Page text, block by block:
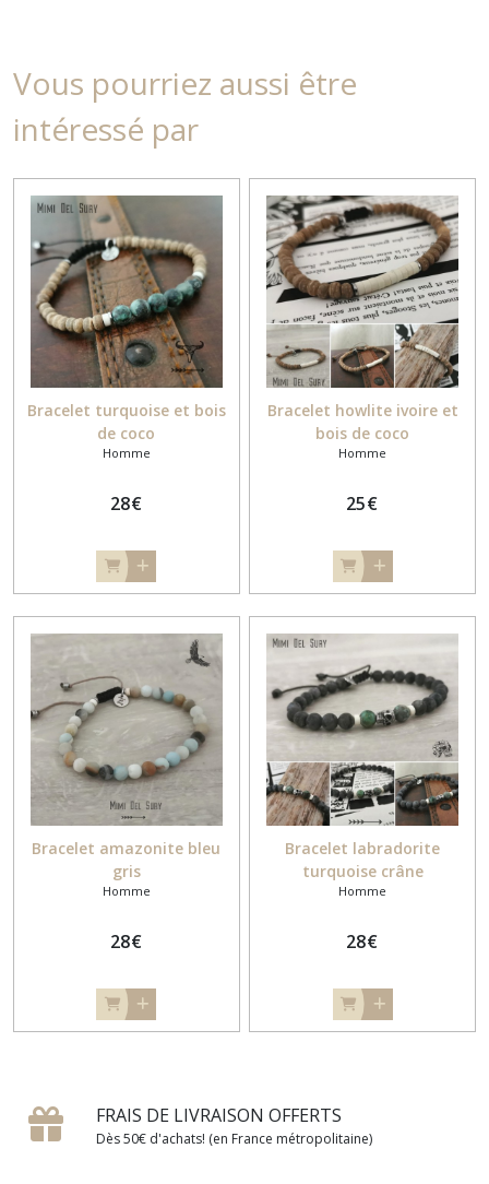
Vous pourriez aussi être
intéressé par
Bracelet turquoise et bois
de coco
Homme
28€
Bracelet howlite ivoire et
bois de coco
Homme
25€
Bracelet amazonite bleu
gris
Homme
28€
Bracelet labradorite
turquoise crâne
Homme
28€
FRAIS DE LIVRAISON OFFERTS
Dès 50€ d'achats! (en France métropolitaine)